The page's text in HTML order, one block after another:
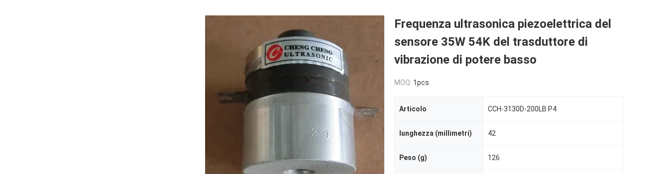
Frequenza ultrasonica piezoelettrica del
sensore 35W 54K del trasduttore di
vibrazione di potere basso
MOQ: 1pcs
Articolo CCH-3130D-200LB P4
lunghezza (millimetri) 42
Peso (g) 126